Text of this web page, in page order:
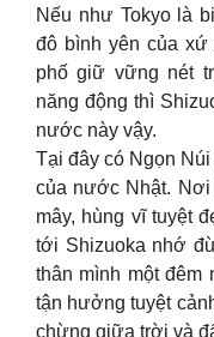
Nếu như Tokyo là
đô bình yên của xứ
phố giữ vững nét
năng động thì
nước này vậy.
Tại đây có Ngọn
của nước Nhật.
mây, hùng vĩ tuyệt
tới Shizuoka nhớ
thân mình một đêm
tận hưởng tuyệt
chừng giữa trời và